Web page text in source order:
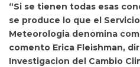
“Si se tienen todas esas
se produce lo que el
Meteorologia denomina
comento Erica Fleishman,
Investigacion del Cambio